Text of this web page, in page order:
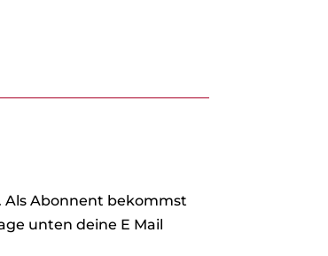
Als Abonnent bekommst
unten deine E Mail